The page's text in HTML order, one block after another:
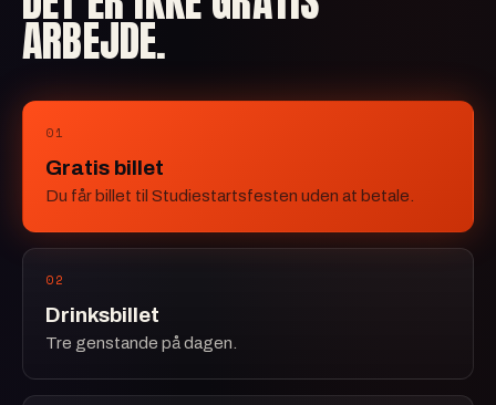
ARBEJDE.
01
Gratis billet
Du får billet til Studiestartsfesten uden at betale.
02
Drinksbillet
Tre genstande på dagen.